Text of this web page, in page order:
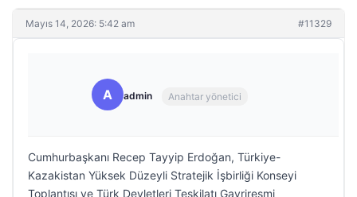
Mayıs 14, 2026: 5:42 am #11329
A admin Anahtar yönetici
Cumhurbaşkanı Recep Tayyip Erdoğan, Türkiye-
Kazakistan Yüksek Düzeyli Stratejik İşbirliği Konseyi
Toplantısı ve Türk Devletleri Teşkilatı Gayriresmi